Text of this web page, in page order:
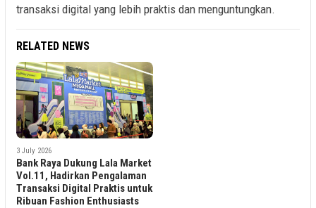
transaksi digital yang lebih praktis dan menguntungkan.
RELATED NEWS
3 July 2026
Bank Raya Dukung Lala Market
Vol.11, Hadirkan Pengalaman
Transaksi Digital Praktis untuk
Ribuan Fashion Enthusiasts